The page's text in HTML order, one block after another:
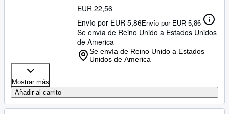
EUR 22,56
Envío por EUR 5,86Envío por EUR 5,86
Se envía de Reino Unido a Estados Unidos
de America
Se envía de Reino Unido a Estados
Unidos de America
Mostrar más
Añadir al carrito